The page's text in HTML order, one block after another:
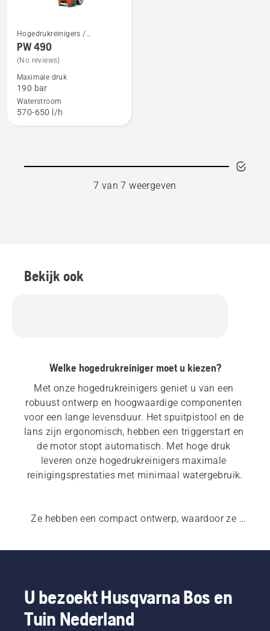
Bekijk
meer
details
over
PW 490
Hogedrukreinigers /
Hogedrukspuiten
PW 490
(No reviews)
Maximale druk
190 bar
Waterstroom
570-650 l/h
7 van 7 weergeven
Bekijk ook
Welke hogedrukreiniger moet u kiezen?
Met onze hogedrukreinigers geniet u van een
robuust ontwerp en hoogwaardige componenten
voor een lange levensduur. Het spuitpistool en de
lans zijn ergonomisch, hebben een triggerstart en
de motor stopt automatisch. Met hoge druk
leveren onze hogedrukreinigers maximale
reinigingsprestaties met minimaal watergebruik.
Ze hebben een compact ontwerp, waardoor ze
Onze grotere hogedrukreinigers hebben functies
U bezoekt Husqvarna Bos en
Tuin Nederland